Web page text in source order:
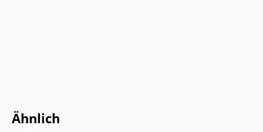
Ähnlich
Online & im Möbelhaus verfügbar